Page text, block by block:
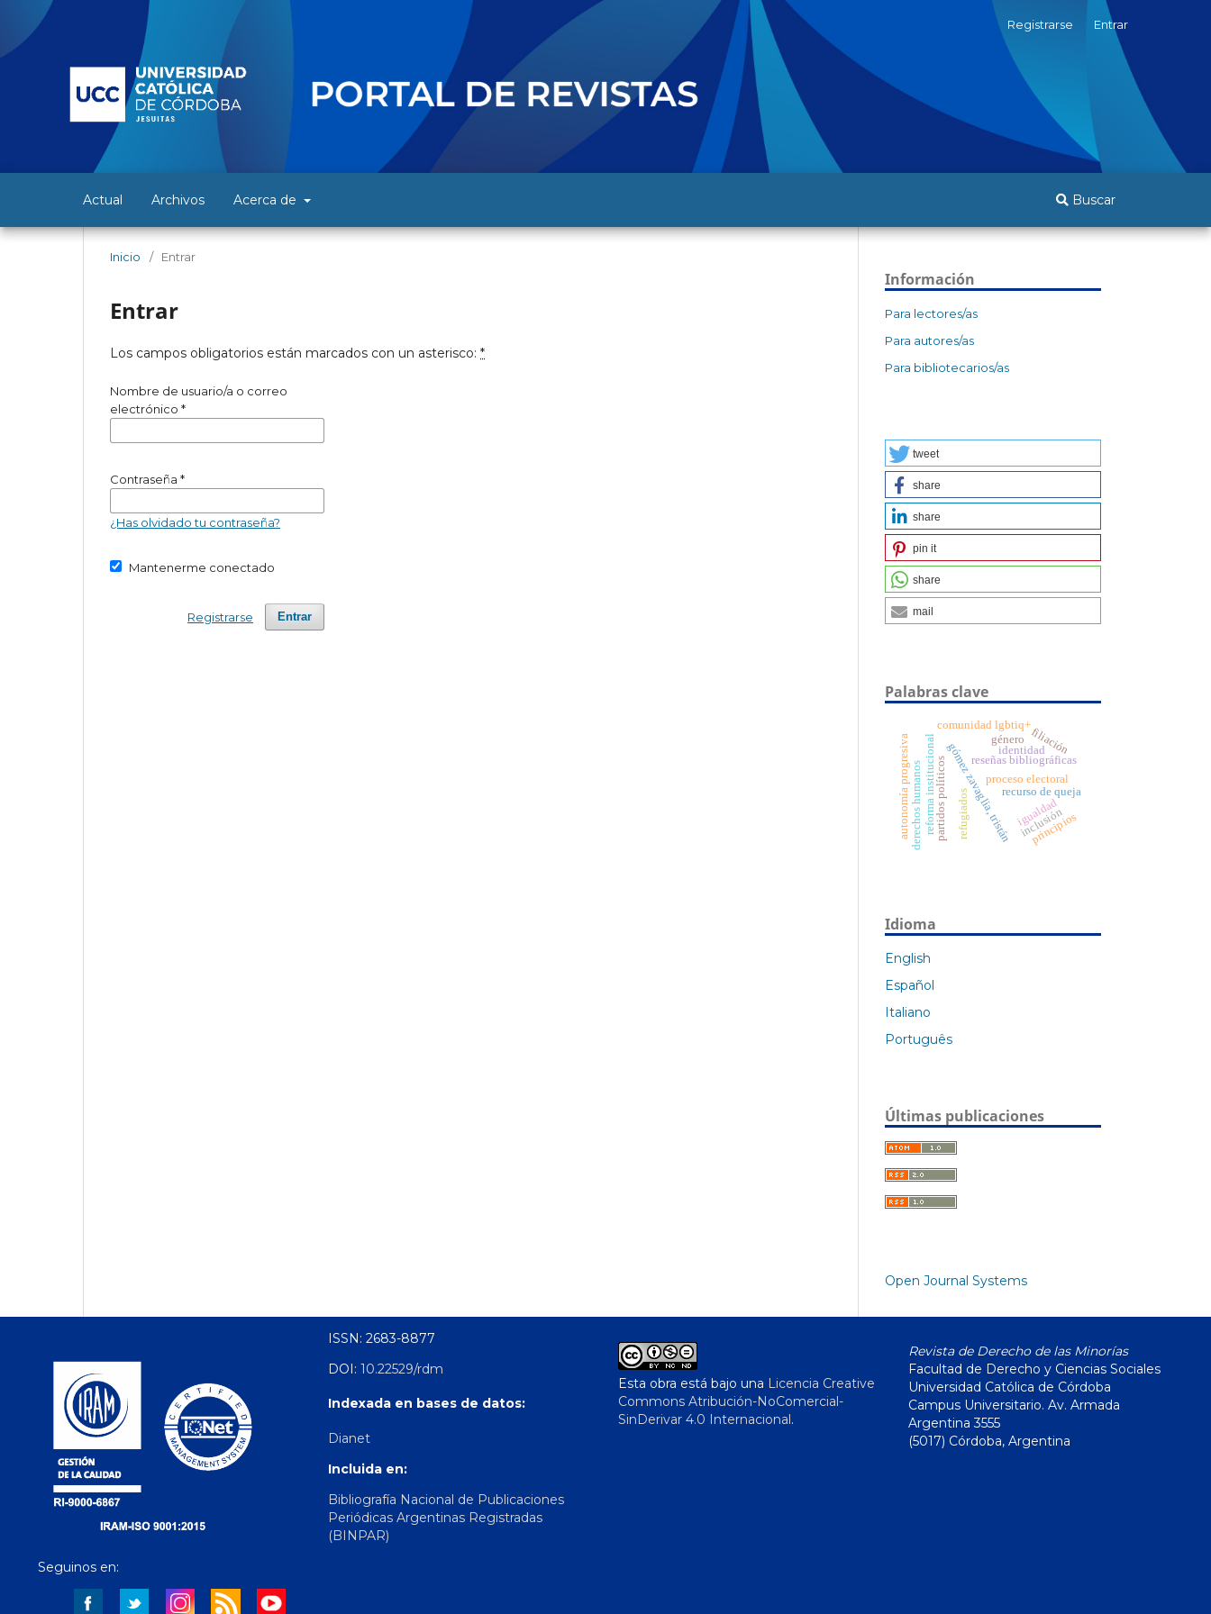
Actual Archivos Acerca de Buscar
Registrarse Entrar
Inicio / Entrar
Entrar
Los campos obligatorios están marcados con un asterisco: *
Nombre de usuario/a o correo
electrónico *
Contraseña *
¿Has olvidado tu contraseña?
Mantenerme conectado
Entrar
Registrarse
Información
Para lectores/as
Para autores/as
Para bibliotecarios/as
tweet
share
share
pin it
share
mail
Palabras clave
recurso de queja
gómez zavaglia, tristán
reseñas bibliográficas
partidos políticos proceso electoral
reforma institucional filiación
identidad
igualdad
comunidad lgbtiq+
inclusión
refugiados
derechos humanos
género
principios
autonomía progresiva
Idioma
English
Español
Italiano
Português
Últimas publicaciones
Open Journal Systems
Seguinos en:
ISSN: 2683-8877
DOI: 10.22529/rdm
Indexada en bases de datos:
Dianet
Incluida en:
Bibliografía Nacional de Publicaciones
Periódicas Argentinas Registradas
(BINPAR)
Esta obra está bajo una Licencia Creative
Commons Atribución-NoComercial-
SinDerivar 4.0 Internacional.
Revista de Derecho de las Minorías
Facultad de Derecho y Ciencias Sociales
Universidad Católica de Córdoba
Campus Universitario. Av. Armada
Argentina 3555
(5017) Córdoba, Argentina